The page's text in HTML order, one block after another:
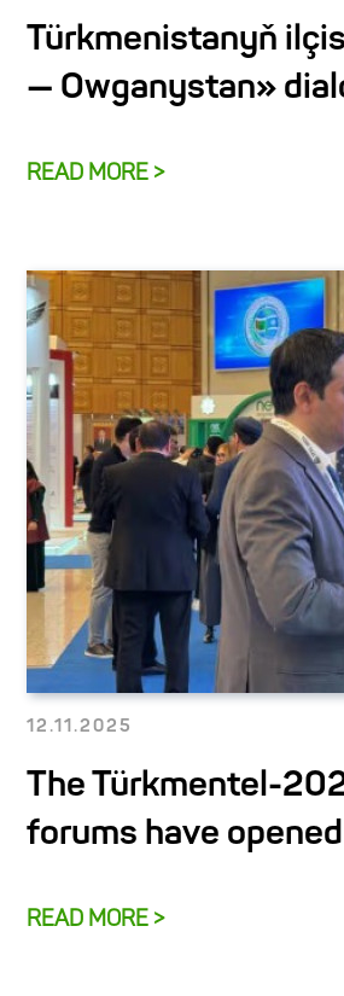
Türkmenistanyň
— Owganystan»
READ MORE >
12.11.2025
The Türkmentel-
forums have
READ MORE >